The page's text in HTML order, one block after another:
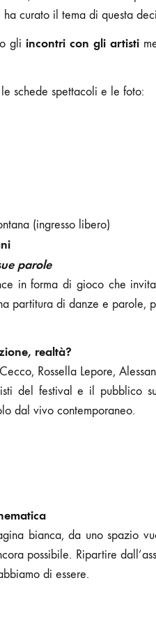
curato il tema di questa
gliincontri con gli artisti
schede spettacoli e le foto:
(ingresso libero)
parole
in forma di gioco che
partitura di danze e parole,
realtà?
Rossella Lepore,
del festival e il pubblico
dal vivo contemporaneo.
bianca, da uno spazio
possibile. Ripartire
di essere.